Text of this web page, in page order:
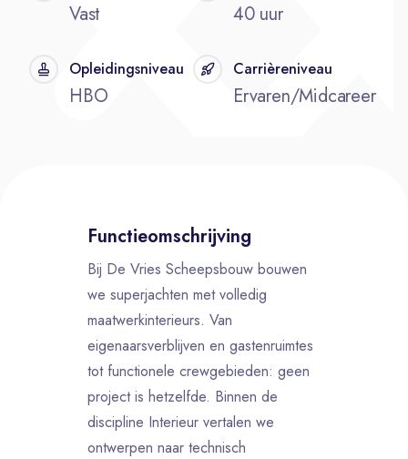
Vast 40 uur
Opleidingsniveau
HBO
Carrièreniveau
Ervaren/Midcareer
Functieomschrijving
Bij De Vries Scheepsbouw bouwen
we superjachten met volledig
maatwerkinterieurs. Van
eigenaarsverblijven en gastenruimtes
tot functionele crewgebieden: geen
project is hetzelfde. Binnen de
discipline Interieur vertalen we
ontwerpen naar technisch